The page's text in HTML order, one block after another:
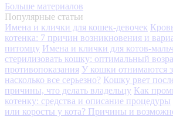
Больше материалов
Популярные статьи
Имена и клички для кошек-девочек
котенка: 7 причин возникновения и
питомцу Имена и клички для котов-
стерилизовать кошку: оптимальный
противопоказания У кошки отнимаются
насколько все серьезно? Кошку рвет
причины, что делать владельцу Как
котенку: средства и описание процедуры
или коросты у кота? Причины и